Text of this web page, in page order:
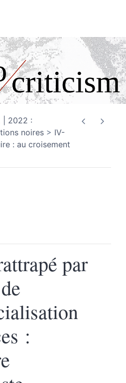
| 2022 :
noires
IV-
: au croisement
par
: